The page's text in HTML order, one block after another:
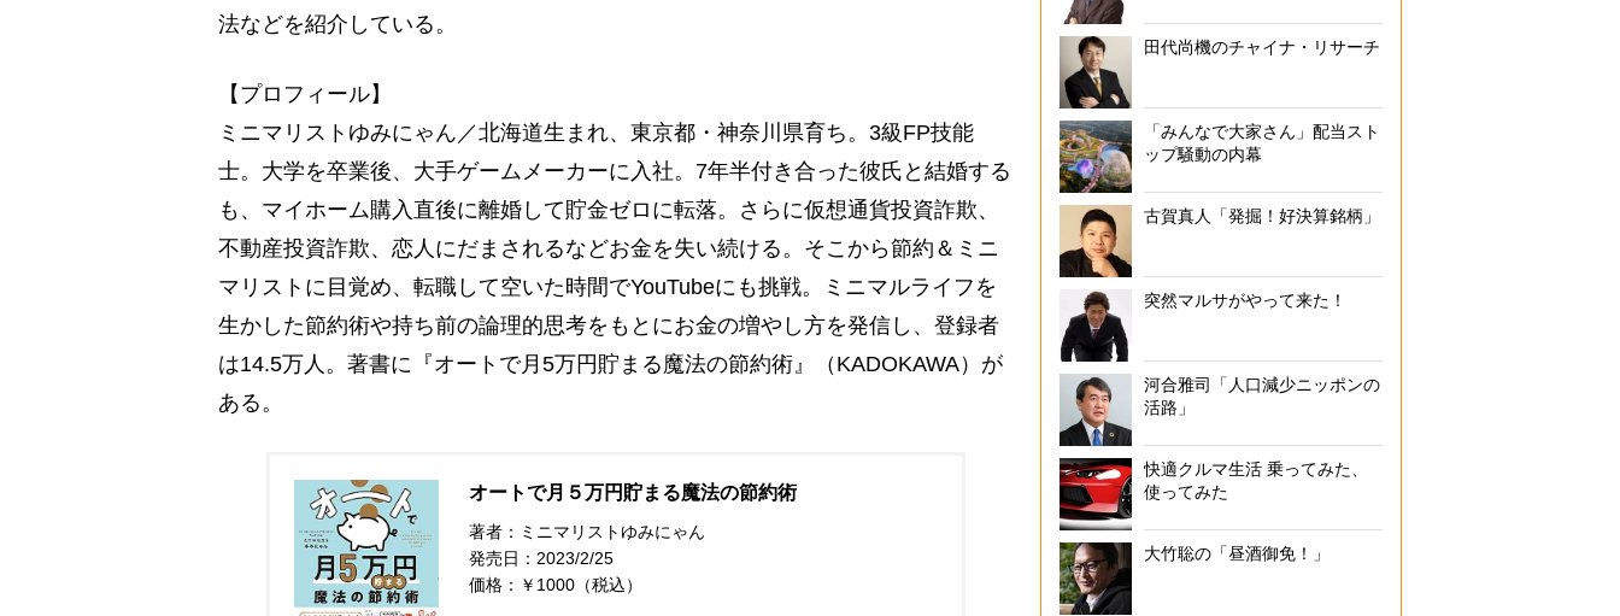
法などを紹介している。
【プロフィール】
ミニマリストゆみにゃん／北海道生まれ、東京都・神奈川県育ち。3級FP技能
士。大学を卒業後、大手ゲームメーカーに入社。7年半付き合った彼氏と結婚する
も、マイホーム購入直後に離婚して貯金ゼロに転落。さらに仮想通貨投資詐欺、
不動産投資詐欺、恋人にだまされるなどお金を失い続ける。そこから節約＆ミニ
マリストに目覚め、転職して空いた時間でYouTubeにも挑戦。ミニマルライフを
生かした節約術や持ち前の論理的思考をもとにお金の増やし方を発信し、登録者
は14.5万人。著書に『オートで月5万円貯まる魔法の節約術』（KADOKAWA）が
ある。
オートで月５万円貯まる魔法の節約術
著者：ミニマリストゆみにゃん
発売日：2023/2/25
価格：￥1000（税込）
田代尚機のチャイナ・リサーチ
「みんなで大家さん」配当スト
ップ騒動の内幕
古賀真人「発掘！好決算銘柄」
突然マルサがやって来た！
河合雅司「人口減少ニッポンの
活路」
快適クルマ生活 乗ってみた、
使ってみた
大竹聡の「昼酒御免！」